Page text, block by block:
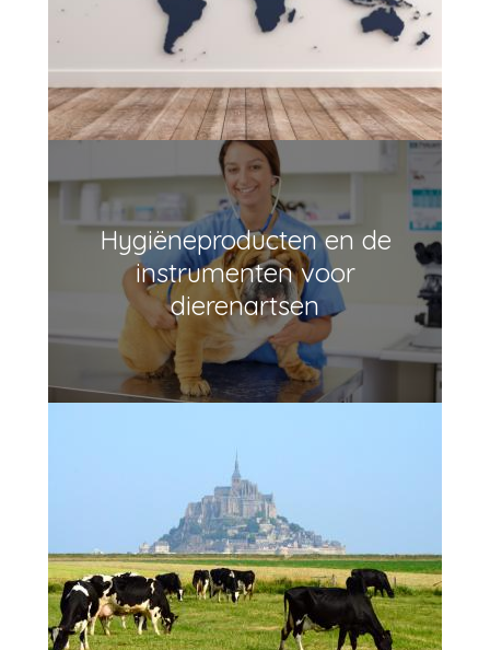
Hygiëneproducten en de
instrumenten voor
dierenartsen